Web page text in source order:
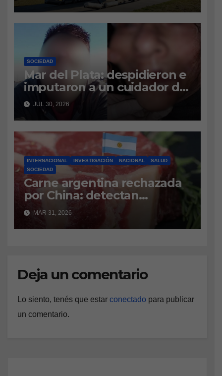
es lo último que se sabe
SOCIEDAD
Mar del Plata: despidieron e
imputaron a un cuidador de
geriátrico por presunto
maltrato a dos adultas
mayores
JUL 30, 2026
INTERNACIONAL INVESTIGACIÓN NACIONAL
SALUD
SOCIEDAD
Carne argentina rechazada
por China: detectan
antibiótico prohibido y se
investiga el origen
MAR 31, 2026
Deja un comentario
Lo siento, tenés que estar conectado para publicar
un comentario.